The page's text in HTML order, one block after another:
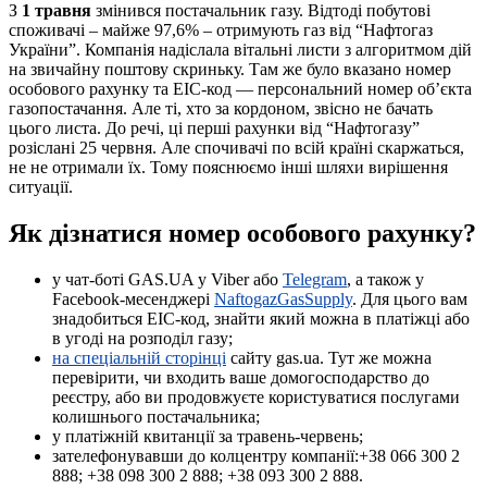
З 1 травня змінився постачальник газу. Відтоді побутові
споживачі – майже 97,6% – отримують газ від “Нафтогаз
України”. Компанія надіслала вітальні листи з алгоритмом дій
на звичайну поштову скриньку. Там же було вказано номер
особового рахунку та EIC-код — персональний номер об’єкта
газопостачання. Але ті, хто за кордоном, звісно не бачать
цього листа. До речі, ці перші рахунки від “Нафтогазу”
розіслані 25 червня. Але спочивачі по всій країні скаржаться,
не не отримали їх. Тому пояснюємо інші шляхи вирішення
ситуації.
Як дізнатися номер особового рахунку?
у чат-боті GAS.UA у Viber або Telegram, а також у
Facebook-месенджері NaftogazGasSupply. Для цього вам
знадобиться EIC-код, знайти який можна в платіжці або
в угоді на розподіл газу;
на спеціальній сторінці сайту gas.ua. Тут же можна
перевірити, чи входить ваше домогосподарство до
реєстру, або ви продовжуєте користуватися послугами
колишнього постачальника;
у платіжній квитанції за травень-червень;
зателефонувавши до колцентру компанії:+38 066 300 2
888; +38 098 300 2 888; +38 093 300 2 888.